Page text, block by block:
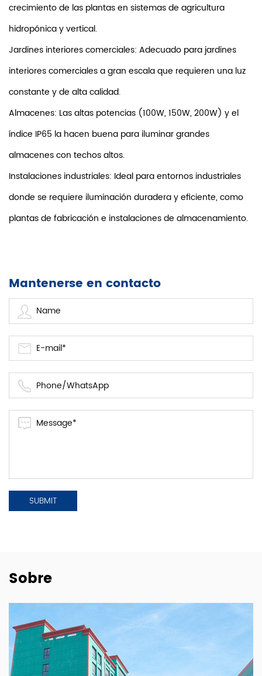
crecimiento de las plantas en sistemas de agricultura
hidropónica y vertical.
Jardines interiores comerciales: Adecuado para jardines
interiores comerciales a gran escala que requieren una luz
constante y de alta calidad.
Almacenes: Las altas potencias (100W, 150W, 200W) y el
índice IP65 la hacen buena para iluminar grandes
almacenes con techos altos.
Instalaciones industriales: Ideal para entornos industriales
donde se requiere iluminación duradera y eficiente, como
plantas de fabricación e instalaciones de almacenamiento.
Mantenerse en contacto
Sobre